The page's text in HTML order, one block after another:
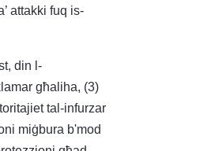
attakki fuq is-
din l-
għaliha, (3)
tal-infurzar
miġbura b'mod